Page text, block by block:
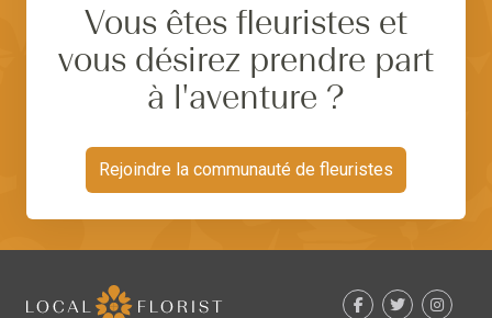
Vous êtes fleuristes et
vous désirez prendre part
à l'aventure ?
Rejoindre la communauté de fleuristes